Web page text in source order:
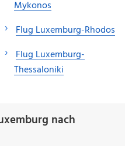
Mykonos
Flug Luxemburg-Rhodos
Flug Luxemburg-
Thessaloniki
nach